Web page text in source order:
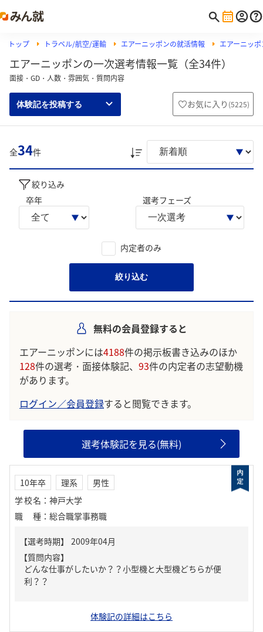
トップ トラベル/航空/運輸 エアーニッポンの就活情報 エアーニッ
エアーニッポンの一次選考情報一覧（全34件）
面接・GD・人数・雰囲気・質問内容
体験記を投稿する お気に入り (5225)
全34件
絞り込み
卒年
選考フェーズ
内定者のみ
絞り込む
無料の会員登録すると
エアーニッポンには4188件の掲示板書き込みのほか
128件の選考・面接体験記、 93件の内定者の志望動機
があります。
ログイン／会員登録すると閲覧できます。
選考体験記を見る(無料)
10年卒 理系
男性
学校名 ： 神戸大学
職種 ： 総合職掌事務職
【質問内容】
どんな仕事がしたいか？？小型機と大型機どちらが便
利？？
体験記の詳細はこちら